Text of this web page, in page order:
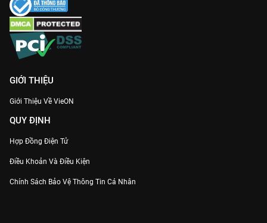
GIỚI THIỆU
Giới Thiệu Về VieON
QUY ĐỊNH
Hợp Đồng Điện Tử
Điều Khoản Và Điều Kiện
Chính Sách Bảo Vệ Thông Tin Cá Nhân